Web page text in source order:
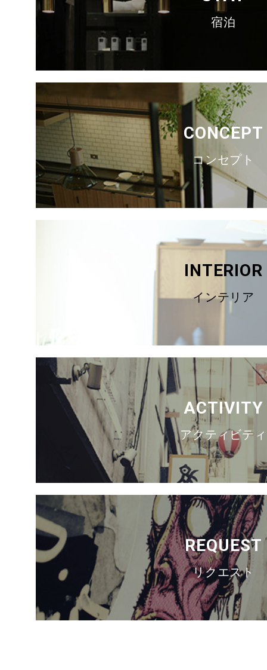
宿泊
CONCEPT
コンセプト
INTERIOR
インテリア
ACTIVITY
アクティビティ
REQUEST
リクエスト